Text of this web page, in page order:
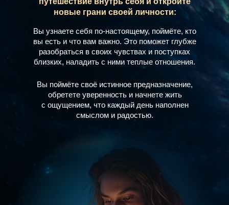
новые грани своей личности:
Вы узнаете себя по-настоящему, поймёте, кто
вы есть и что вам важно. Это поможет глубже
разобраться в своих чувствах и поступках
близких, наладить с ними теплые отношения.
Вы поймёте своё истинное предназначение,
обретете уверенность и начнете жить
с ощущением, что каждый день наполнен
смыслом и радостью.